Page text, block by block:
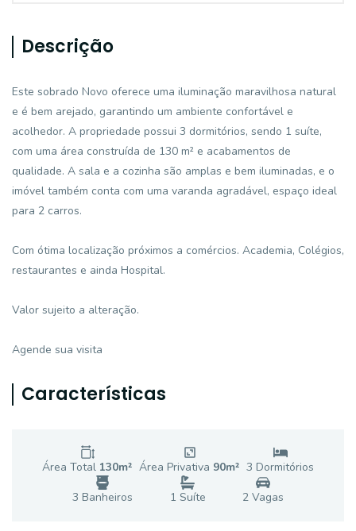
Descrição
Este sobrado Novo oferece uma iluminação maravilhosa natural
e é bem arejado, garantindo um ambiente confortável e
acolhedor. A propriedade possui 3 dormitórios, sendo 1 suíte,
com uma área construída de 130 m² e acabamentos de
qualidade. A sala e a cozinha são amplas e bem iluminadas, e o
imóvel também conta com uma varanda agradável, espaço ideal
para 2 carros.
Com ótima localização próximos a comércios. Academia, Colégios,
restaurantes e ainda Hospital.
Valor sujeito a alteração.
Agende sua visita
Características
Área Total 130m² Área Privativa 90m² 3 Dormitórios
3 Banheiros 1 Suíte 2Vagas